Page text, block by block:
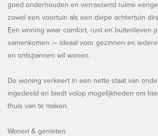
goed onderhouden en verrassend ruime
zowel een voortuin als een diepe achtertuin
Een woning waar comfort, rust en buitenleven
samenkomen — ideaal voor gezinnen en
en ontspannen wil wonen.
De woning verkeert in een nette staat van
ingedeeld en biedt volop mogelijkheden om
thuis van te maken.
Wonen & genieten